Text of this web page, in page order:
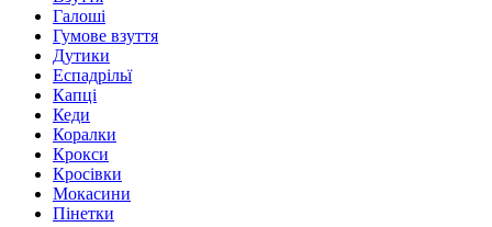
Галоші
Гумове взуття
Дутики
Еспадрільї
Капці
Кеди
Коралки
Крокси
Кросівки
Мокасини
Пінетки